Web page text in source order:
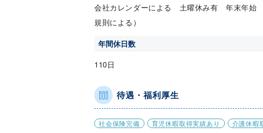
会社カレンダーによる 土曜休み有 年末年
規則による）
年間休日数
110日
待遇・福利厚生
社会保険完備 育児休暇取得実績あり 介護休暇